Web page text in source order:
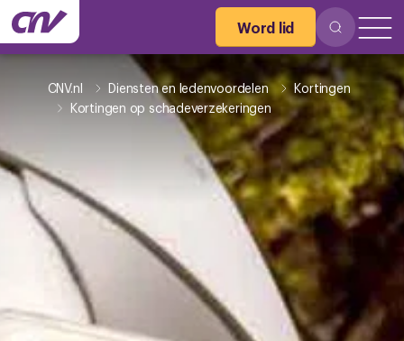
Word lid
CNV.nl Diensten en ledenvoordelen
Kortingen
Kortingen op schadeverzekeringen